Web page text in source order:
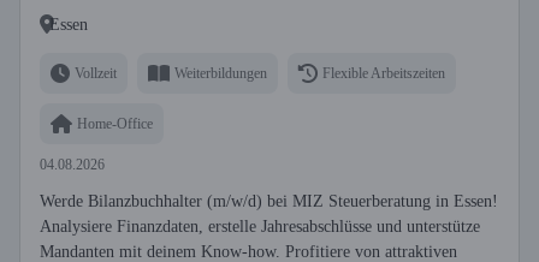
Essen
Vollzeit Weiterbildungen Flexible Arbeitszeiten
Home-Office
04.08.2026
Werde Bilanzbuchhalter (m/w/d) bei MIZ Steuerberatung in Essen!
Analysiere Finanzdaten, erstelle Jahresabschlüsse und unterstütze
Mandanten mit deinem Know-how. Profitiere von attraktiven